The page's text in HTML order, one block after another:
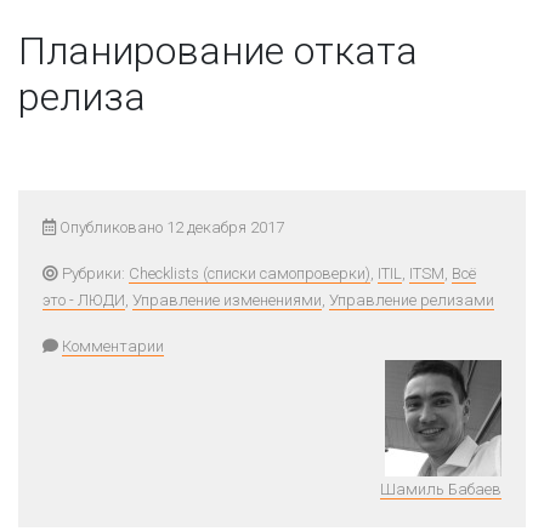
Планирование отката
релиза
Опубликовано 12 декабря 2017
Рубрики: Checklists (списки самопроверки), ITIL, ITSM, Всё
это - ЛЮДИ, Управление изменениями, Управление релизами
Комментарии
Шамиль Бабаев